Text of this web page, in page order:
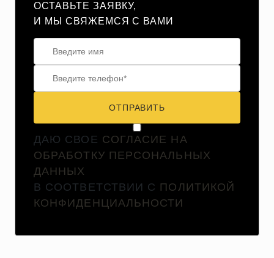
ОСТАВЬТЕ ЗАЯВКУ,
И МЫ СВЯЖЕМСЯ С ВАМИ
ОТПРАВИТЬ
ДАЮ СВОЕ СОГЛАСИЕ НА
ОБРАБОТКУ ПЕРСОНАЛЬНЫХ
ДАННЫХ
В СООТВЕТСТВИИ С ПОЛИТИКОЙ
КОНФИДЕНЦИАЛЬНОСТИ